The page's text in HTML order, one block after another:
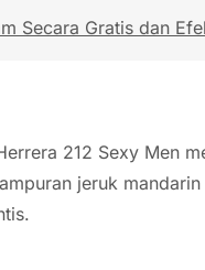
Secara Gratis dan
212 Sexy Men
jeruk